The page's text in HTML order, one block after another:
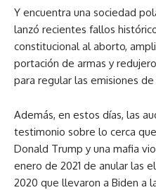
Y encuentra una sociedad
lanzó recientes fallos
constitucional al aborto,
portación de armas y
para regular las emisiones
Además, en estos días, las
testimonio sobre lo cerca
Donald Trump y una mafia
enero de 2021 de anular las
2020 que llevaron a Biden a